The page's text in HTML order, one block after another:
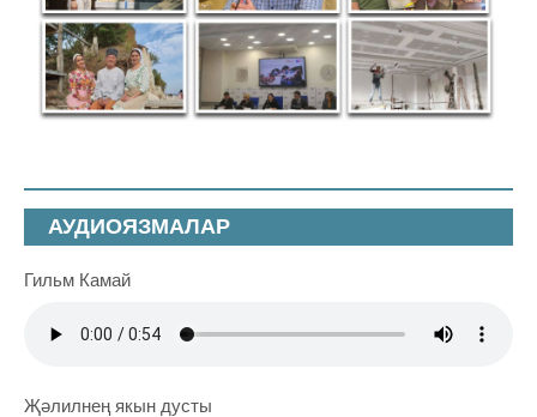
АУДИОЯЗМАЛАР
Гильм Камай
Җәлилнең якын дусты